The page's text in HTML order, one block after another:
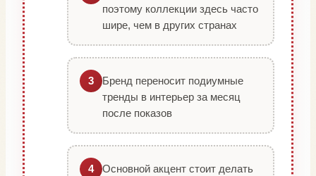
поэтому коллекции здесь часто
шире, чем в других странах
3
Бренд переносит подиумные
тренды в интерьер за месяц
после показов
4
Основной акцент стоит делать